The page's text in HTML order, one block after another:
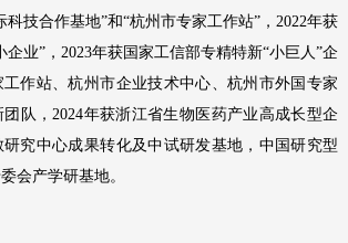
科技合作基地”和“杭州市专家工作站”，2022年获
企业”，2023年获国家工信部专精特新“小巨人”企
作站、杭州市企业技术中心、杭州市外国专家
队，2024年获浙江省生物医药产业高成长型企
究中心成果转化及中试研发基地，中国研究型
会产学研基地。